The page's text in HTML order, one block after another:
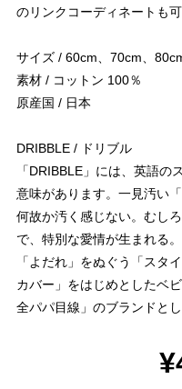
のリンクコーディネートも可
サイズ / 60cm、70cm、
素材 / コットン 100％
原産国 / 日本
DRIBBLE / ドリブル
「DRIBBLE」には、英語の
意味があります。一見汚い
何故か汚く感じない。むし
で、特別な愛情が生まれる
「よだれ」をぬぐう「スタ
カバー」をはじめとしたベ
全パパ目線」のブランドとし